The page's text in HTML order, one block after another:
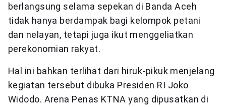
berlangsung selama sepekan di Banda Aceh
tidak hanya berdampak bagi kelompok petani
dan nelayan, tetapi juga ikut menggeliatkan
perekonomian rakyat.
Hal ini bahkan terlihat dari hiruk-pikuk menjelang
kegiatan tersebut dibuka Presiden RI Joko
Widodo. Arena Penas KTNA yang dipusatkan di